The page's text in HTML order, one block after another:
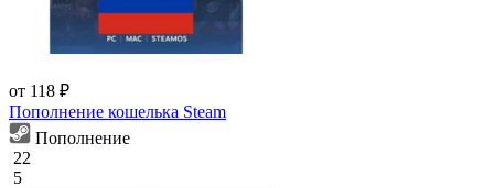
от 118 ₽
Пополнение кошелька Steam
Пополнение
22
5